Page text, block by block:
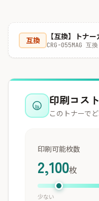
互換 【互換】トナ
CRG-055MAG 互換
印刷コス
このトナーで
印刷可能枚数
2,100枚
少ない